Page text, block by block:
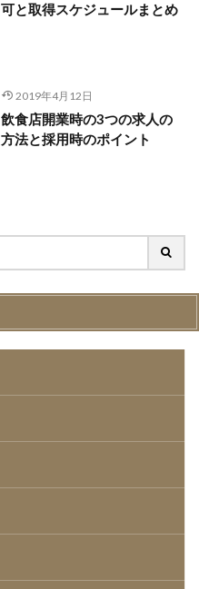
可と取得スケジュールまとめ
2019年4月12日
飲食店開業時の3つの求人の
方法と採用時のポイント